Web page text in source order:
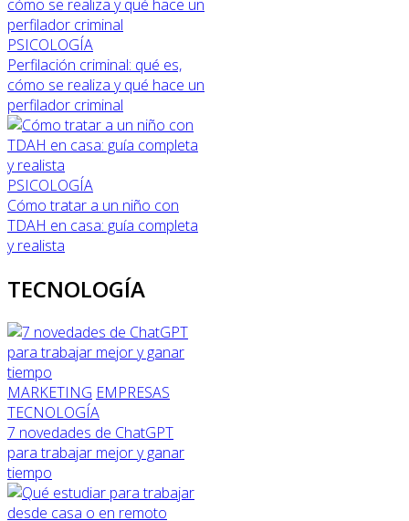
PSICOLOGÍA
Perfilación criminal: qué es,
cómo se realiza y qué hace un
perfilador criminal
PSICOLOGÍA
Cómo tratar a un niño con
TDAH en casa: guía completa
y realista
TECNOLOGÍA
MARKETING EMPRESAS
TECNOLOGÍA
7 novedades de ChatGPT
para trabajar mejor y ganar
tiempo